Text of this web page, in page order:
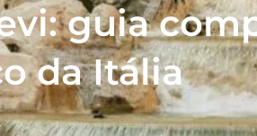
guia
da Itália